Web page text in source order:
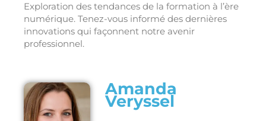
Exploration des tendances de la formation à l’ère
numérique. Tenez-vous informé des dernières
innovations qui façonnent notre avenir
professionnel.
Amanda
Veryssel